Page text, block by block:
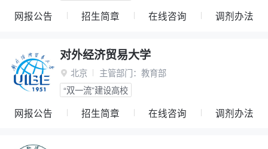
网报公告 招生简章 在线咨询 调剂办法
对外经济贸易大学
 北京 主管部门： 教育部
“双一流”建设高校
网报公告 招生简章 在线咨询 调剂办法